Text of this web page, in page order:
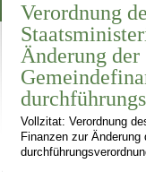
Verordnung
Änderung der
Vollzitat: Verordnung
Finanzen zur